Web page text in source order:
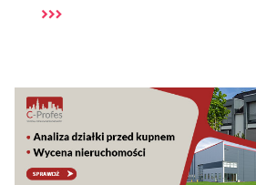
inwestorów oznacza to nowe
uporządkowanie rynku — zanim
decyzję o zakupie gruntu.